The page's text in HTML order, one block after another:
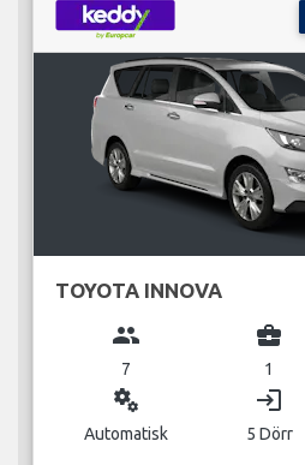
TOYOTA INNOVA
group
7
business_center
1
miscellaneous_services
Automatisk
login
5 Dörr